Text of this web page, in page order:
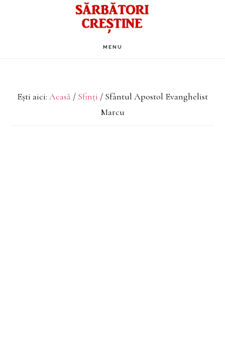
MENU
Ești aici: Acasă / Sfinți / Sfântul Apostol Evanghelist
Marcu